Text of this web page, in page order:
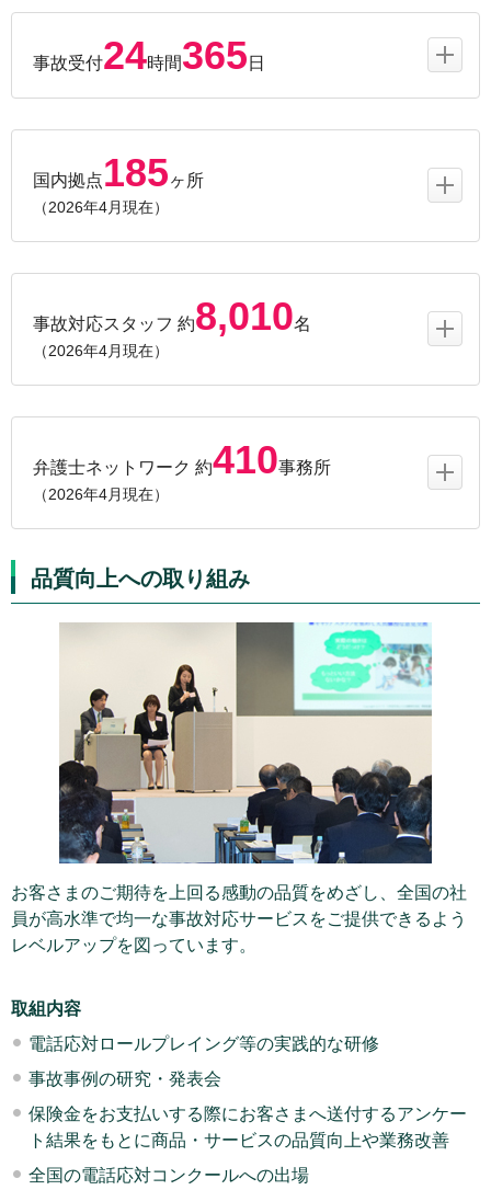
事故受付24時間365 日
国内拠点185ヶ所
（2026年4月現在）
事故対応スタッフ 約8,010名
（2026年4月現在）
弁護士ネットワーク 約410事務所
（2026年4月現在）
品質向上への取り組み
お客さまのご期待を上回る感動の品質をめざし、全国の社
員が高水準で均一な事故対応サービスをご提供できるよう
レベルアップを図っています。
取組内容
電話応対ロールプレイング等の実践的な研修
事故事例の研究・発表会
保険金をお支払いする際にお客さまへ送付するアンケー
ト結果をもとに商品・サービスの品質向上や業務改善
全国の電話応対コンクールへの出場